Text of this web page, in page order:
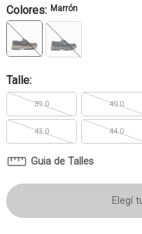
Colores: Marrón
Talle:
39.0 40.0
43.0 44.0
Guia de Talles
Elegí